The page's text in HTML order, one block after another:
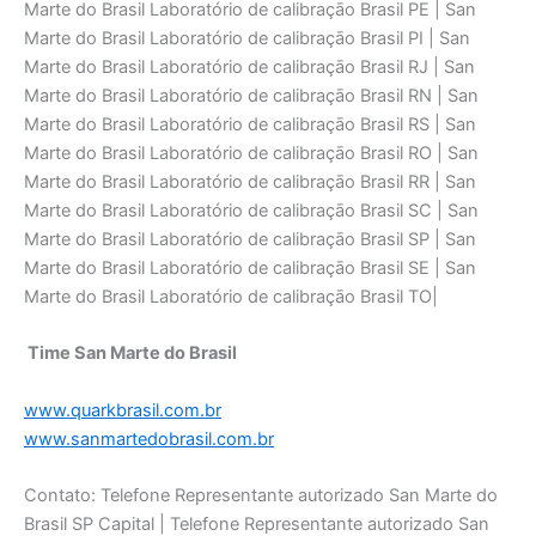
Marte do Brasil Laboratório de calibraçāo Brasil PE | San
Marte do Brasil Laboratório de calibraçāo Brasil PI | San
Marte do Brasil Laboratório de calibraçāo Brasil RJ | San
Marte do Brasil Laboratório de calibraçāo Brasil RN | San
Marte do Brasil Laboratório de calibraçāo Brasil RS | San
Marte do Brasil Laboratório de calibraçāo Brasil RO | San
Marte do Brasil Laboratório de calibraçāo Brasil RR | San
Marte do Brasil Laboratório de calibraçāo Brasil SC | San
Marte do Brasil Laboratório de calibraçāo Brasil SP | San
Marte do Brasil Laboratório de calibraçāo Brasil SE | San
Marte do Brasil Laboratório de calibraçāo Brasil TO|
Time San Marte do Brasil
www.quarkbrasil.com.br
www.sanmartedobrasil.com.br
Contato: Telefone Representante autorizado San Marte do
Brasil SP Capital | Telefone Representante autorizado San